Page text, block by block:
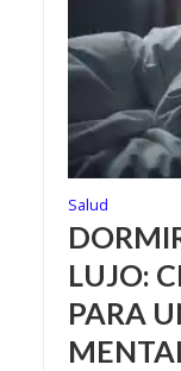
Salud
LUJO:
PARA